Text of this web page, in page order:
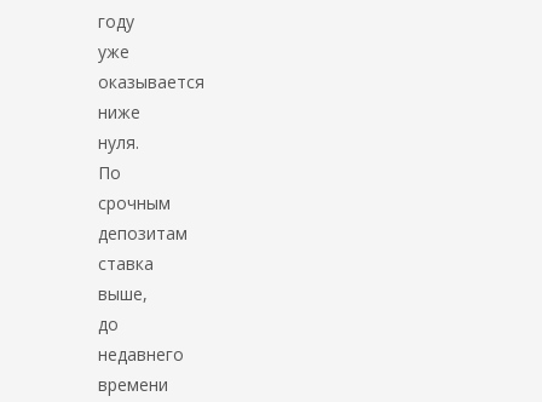
году
уже
оказывается
ниже
нуля.
По
срочным
депозитам
ставка
выше,
до
недавнего
времени